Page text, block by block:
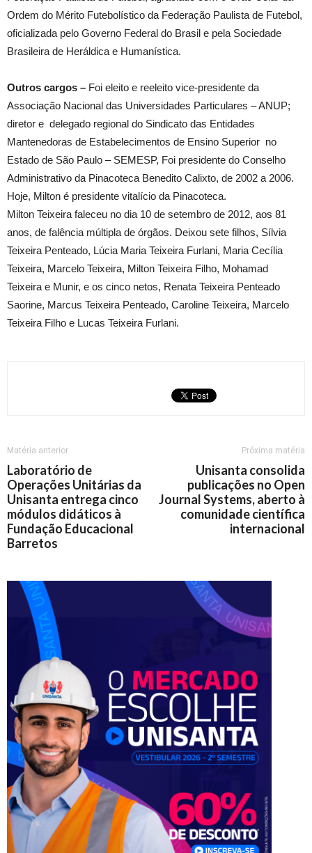
Ordem do Mérito Futebolístico da Federação Paulista de Futebol,
oficializada pelo Governo Federal do Brasil e pela Sociedade
Brasileira de Heráldica e Humanística.
Outros cargos – Foi eleito e reeleito vice-presidente da
Associação Nacional das Universidades Particulares – ANUP;
diretor e delegado regional do Sindicato das Entidades
Mantenedoras de Estabelecimentos de Ensino Superior no
Estado de São Paulo – SEMESP, Foi presidente do Conselho
Administrativo da Pinacoteca Benedito Calixto, de 2002 a 2006.
Hoje, Milton é presidente vitalício da Pinacoteca.
Milton Teixeira faleceu no dia 10 de setembro de 2012, aos 81
anos, de falência múltipla de órgãos. Deixou sete filhos, Sílvia
Teixeira Penteado, Lúcia Maria Teixeira Furlani, Maria Cecília
Teixeira, Marcelo Teixeira, Milton Teixeira Filho, Mohamad
Teixeira e Munir, e os cinco netos, Renata Teixeira Penteado
Saorine, Marcus Teixeira Penteado, Caroline Teixeira, Marcelo
Teixeira Filho e Lucas Teixeira Furlani.
Matéria anterior
Laboratório de
Operações Unitárias da
Unisanta entrega cinco
módulos didáticos à
Fundação Educacional
Barretos
Próxima matéria
Unisanta consolida
publicações no Open
Journal Systems, aberto à
comunidade científica
internacional